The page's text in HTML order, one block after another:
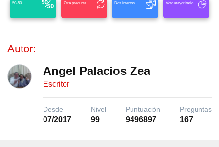
50-50 Otra pregunta Dos intentos Voto mayoritario
Autor:
Angel Palacios Zea
Escritor
Desde
07/2017
Nivel
99
Puntuación
9496897
Preguntas
167